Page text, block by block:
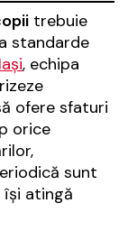
trebuie
standarde
, echipa
ofere sfaturi
orice
sunt
atingă